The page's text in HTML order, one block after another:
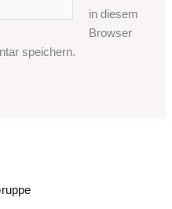
in diesem
Browser
speichern.